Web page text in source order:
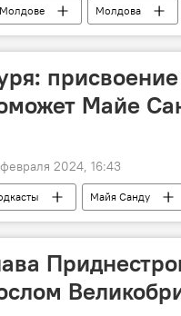
Молдова
Майе
2024, 16:43
Майя Санду
выборы и